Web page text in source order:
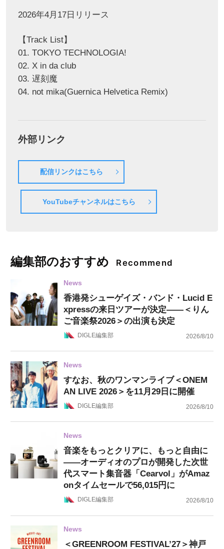
2026年4月17日リリース
【Track List】
01. TOKYO TECHNOLOGIA!
02. X in da club
03. 遅刻魔
04. not mika(Guernica Helvetica Remix)
外部リンク
配信リンクはこちら
YouTubeチャンネルはこちら
編集部のおすすめ Recommend
News
香港発シューゲイズ・バンド・Lucid E
xpressの来日ツアーが決定——＜りん
ご音楽祭2026＞の出演も決定
DIGLE編集部 2026/8/10
News
すなお、秋のワンマンライブ＜ONEM
AN LIVE 2026＞を11月29日に開催
DIGLE編集部 2026/8/10
News
音楽をもっとクリアに、もっと自由に
——オーディオのプロが開発した次世
代スマート集音器「Cearvol」がAmaz
onタイムセールで56,015円に
DIGLE編集部 2026/8/10
News
＜GREENROOM FESTIVAL’27＞神戸